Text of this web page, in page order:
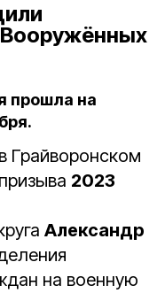
прошла на
Грайворонском
2023
Александр
на военную